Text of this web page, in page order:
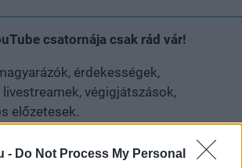
- Do Not Process My Personal
csatornája csak rád vár!
érdekességek,
livestreamek, végigjátszások,
előzetesek.
Feliratkozom